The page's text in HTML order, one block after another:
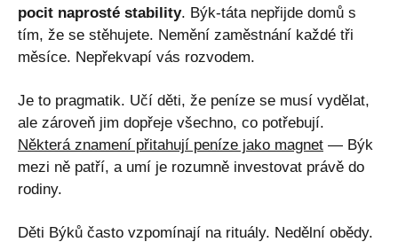
pocit naprosté stability. Býk-táta nepřijde domů s
tím, že se stěhujete. Nemění zaměstnání každé tři
měsíce. Nepřekvapí vás rozvodem.
Je to pragmatik. Učí děti, že peníze se musí vydělat,
ale zároveň jim dopřeje všechno, co potřebují.
Některá znamení přitahují peníze jako magnet — Býk
mezi ně patří, a umí je rozumně investovat právě do
rodiny.
Děti Býků často vzpomínají na rituály. Nedělní obědy.